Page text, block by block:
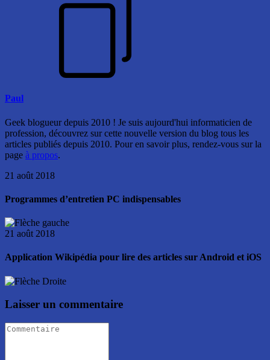
Paul
Geek blogueur depuis 2010 ! Je suis aujourd'hui informaticien de
profession, découvrez sur cette nouvelle version du blog tous les
articles publiés depuis 2010. Pour en savoir plus, rendez-vous sur la
page à propos.
21 août 2018
Programmes d’entretien PC indispensables
21 août 2018
Application Wikipédia pour lire des articles sur Android et iOS
Laisser un commentaire